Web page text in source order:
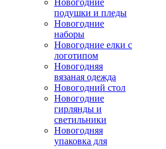
Новогодние
подушки и пледы
Новогодние
наборы
Новогодние елки с
логотипом
Новогодняя
вязаная одежда
Новогодний стол
Новогодние
гирлянды и
светильники
Новогодняя
упаковка для